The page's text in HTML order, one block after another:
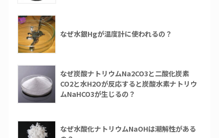
なぜ水銀Hgが温度計に使われるの？
なぜ炭酸ナトリウムNa2CO3と二酸化炭素
CO2と水H2Oが反応すると炭酸水素ナトリウ
ムNaHCO3が生じるの？
なぜ水酸化ナトリウムNaOHは潮解性がある